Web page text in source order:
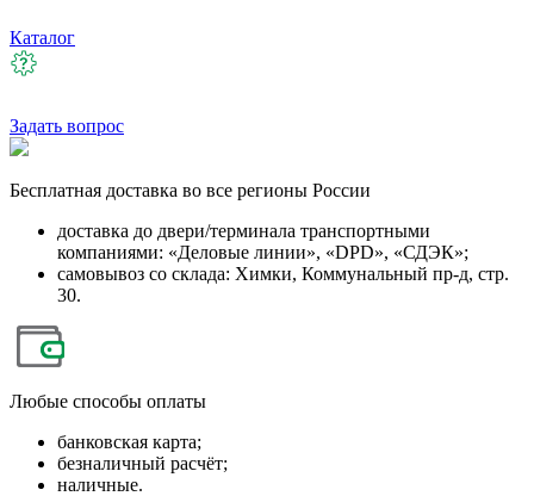
Каталог
Задать вопрос
Бесплатная доставка во все регионы России
доставка до двери/терминала транспортными
компаниями: «Деловые линии», «DPD», «СДЭК»;
самовывоз со склада: Химки, Коммунальный пр-д, стр.
30.
Любые способы оплаты
банковская карта;
безналичный расчёт;
наличные.